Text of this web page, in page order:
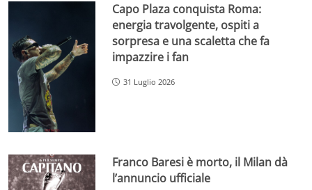
Capo Plaza conquista Roma:
energia travolgente, ospiti a
sorpresa e una scaletta che fa
impazzire i fan
31 Luglio 2026
Franco Baresi è morto, il Milan dà
l’annuncio ufficiale